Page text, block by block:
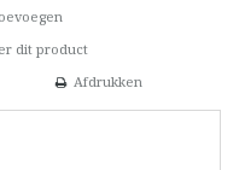
dit product
Afdrukken